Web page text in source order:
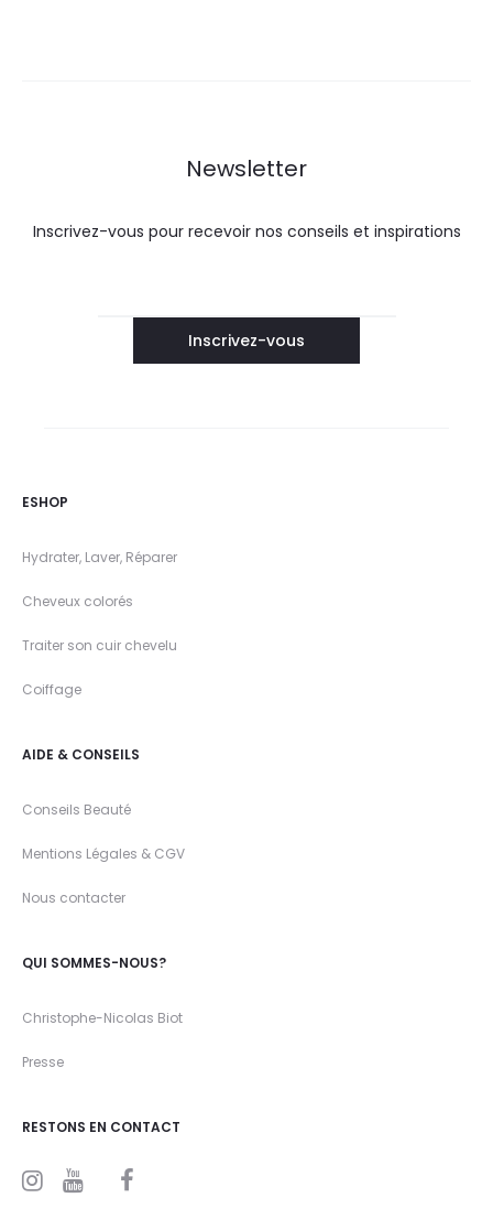
Newsletter
Inscrivez-vous pour recevoir nos conseils et inspirations
ESHOP
Hydrater, Laver, Réparer
Cheveux colorés
Traiter son cuir chevelu
Coiffage
AIDE & CONSEILS
Conseils Beauté
Mentions Légales & CGV
Nous contacter
QUI SOMMES-NOUS?
Christophe-Nicolas Biot
Presse
RESTONS EN CONTACT